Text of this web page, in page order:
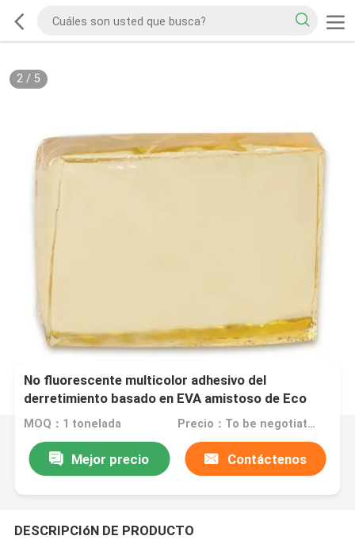
2/ 5
No fluorescente multicolor adhesivo del
derretimiento basado en EVA amistoso de Eco
MOQ：1 tonelada Precio：To be negotiated
Mejor precio Contáctenos
DESCRIPCIóN DE PRODUCTO